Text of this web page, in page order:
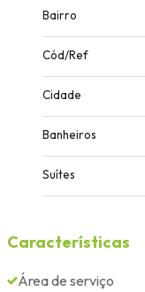
Bairro
Cód/Ref
Cidade
Banheiros
Suítes
Características
Área de serviço